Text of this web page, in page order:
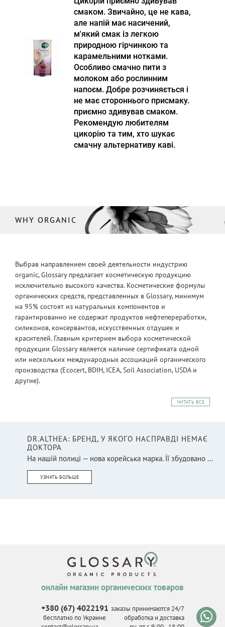
смаком. Звичайно, це не кава,
але напій має насичений,
м'який смак із легкою
природною гірчинкою та
карамельними нотками.
Особливо смачно пити з
молоком або рослинним
напоєм. Добре розчиняється і
не має стороннього присмаку.
приємно здивував смаком.
Рекомендую любителям
цикорію та тим, хто шукає
смачну альтернативу каві.
WHY ORGANIC
Выбрав направлением своей деятельности индустрию
organic, Glossary предлагает косметическую продукцию
исключительно высокого качества. Косметические формулы
органических средств, представленных в Glossary, минимум
на 95% состоят из натуральных компонентов и
гарантированно не содержат продуктов нефтепереработки,
силиконов, консервантов, искусственных отдушек и
красителей. Главным критерием выбора косметической
продукции Glossary является наличие сертификата одной
или нескольких международных ассоциаций органического
производства (Ecocert, BDIH, ICEA, Soil Association, USDA и
другие).
ЧИТАТЬ ВСЕ
DR.ALTHEA: БРЕНД, У ЯКОГО НАСПРАВДІ НЕМАЄ
ДОКТОРА
На нашій полиці — нова корейська марка. Її збудовано ...
УЗНАТЬ БОЛЬШЕ
онлайн магазин органических товаров
+380 (67) 4022191
бесплатно по Украине
заказы принимаются 24/7
обработка и доставка